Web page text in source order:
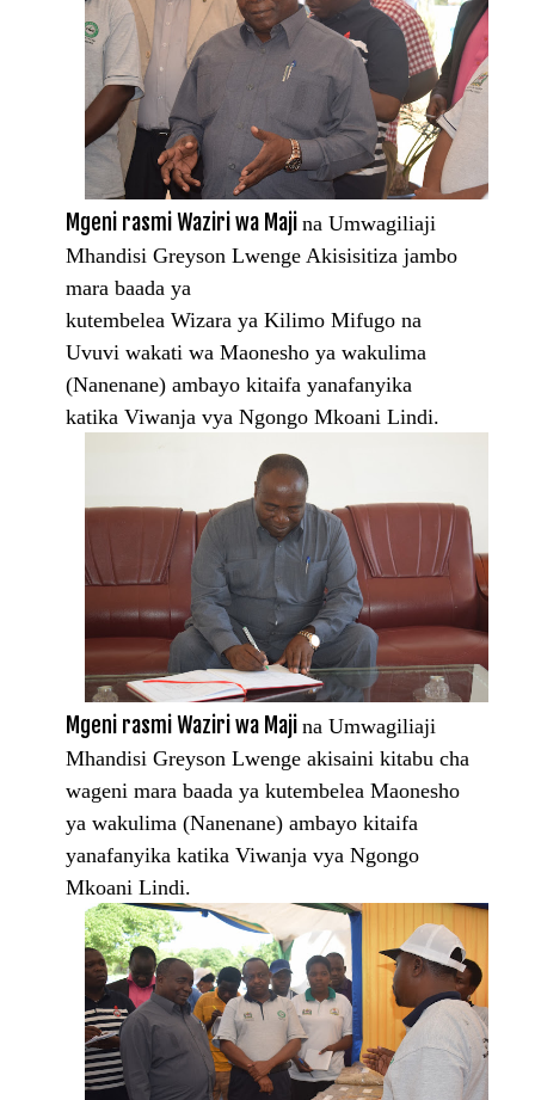
Mgeni rasmi Waziri wa Maji na Umwagiliaji
Mhandisi Greyson Lwenge Akisisitiza jambo
mara baada ya
kutembelea Wizara ya Kilimo Mifugo na
Uvuvi wakati wa Maonesho ya wakulima
(Nanenane) ambayo kitaifa yanafanyika
katika Viwanja vya Ngongo Mkoani Lindi.
Mgeni rasmi Waziri wa Maji na Umwagiliaji
Mhandisi Greyson Lwenge akisaini kitabu cha
wageni mara baada ya kutembelea Maonesho
ya wakulima (Nanenane) ambayo kitaifa
yanafanyika katika Viwanja vya Ngongo
Mkoani Lindi.